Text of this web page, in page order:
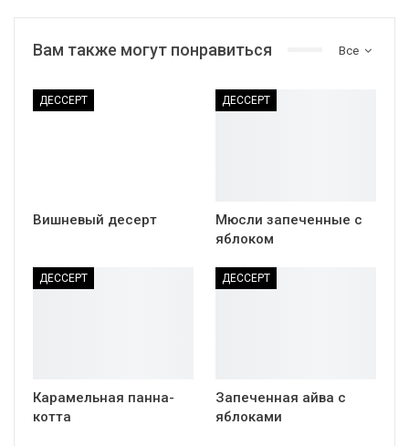
Все
Вам также могут понравиться
ДЕССЕРТ
Вишневый десерт
ДЕССЕРТ
Мюсли запеченные с
яблоком
ДЕССЕРТ
Карамельная панна-
котта
ДЕССЕРТ
Запеченная айва с
яблоками